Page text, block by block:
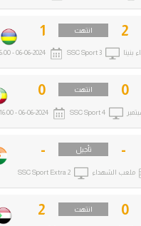
0 انتهت 2
- تأجيل -
ملعب الشهداء SSC Sport Extra 2
0 انتهت 0
SSC Sport 4
06-06-2024 - 16:00
2 انتهت 1
بنينا SSC Sport 3
06-06-2024 - 16:00